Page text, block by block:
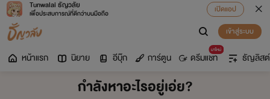
Tunwalai ธัญวลัย
เพื่อประสบการณ์ที่ดีกว่าบนมือถือ
เปิดแอป
เข้าสู่ระบบ
หน้าแรก นิยาย อีบุ๊ก การ์ตูน
มาใหม่
ดรีมแชท ธัญลิสต์
กำลังหาอะไรอยู่เอ่ย?